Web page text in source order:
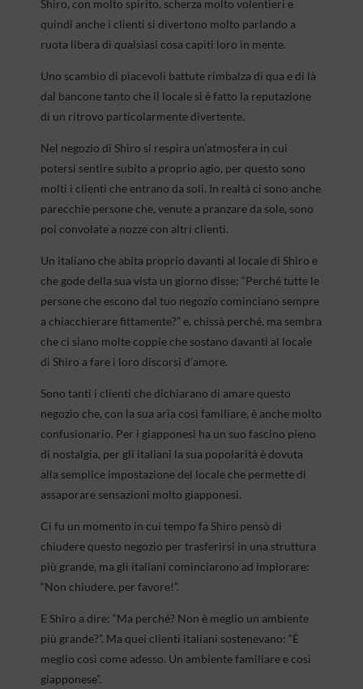
Shiro, con molto spirito, scherza molto volentieri e
quindi anche i clienti si divertono molto parlando a
ruota libera di qualsiasi cosa capiti loro in mente.
Uno scambio di piacevoli battute rimbalza di qua e di là
dal bancone tanto che il locale si è fatto la reputazione
di un ritrovo particolarmente divertente.
Nel negozio di Shiro si respira un’atmosfera in cui
potersi sentire subito a proprio agio, per questo sono
molti i clienti che entrano da soli. In realtà ci sono anche
parecchie persone che, venute a pranzare da sole, sono
poi convolate a nozze con altri clienti.
Un italiano che abita proprio davanti al locale di Shiro e
che gode della sua vista un giorno disse: “Perché tutte le
persone che escono dal tuo negozio cominciano sempre
a chiacchierare fittamente?” e, chissà perché, ma sembra
che ci siano molte coppie che sostano davanti al locale
di Shiro a fare i loro discorsi d’amore.
Sono tanti i clienti che dichiarano di amare questo
negozio che, con la sua aria così familiare, è anche molto
confusionario. Per i giapponesi ha un suo fascino pieno
di nostalgia, per gli italiani la sua popolarità è dovuta
alla semplice impostazione del locale che permette di
assaporare sensazioni molto giapponesi.
Ci fu un momento in cui tempo fa Shiro pensò di
chiudere questo negozio per trasferirsi in una struttura
più grande, ma gli italiani cominciarono ad implorare:
“Non chiudere, per favore!”.
E Shiro a dire: “Ma perché? Non è meglio un ambiente
più grande?”. Ma quei clienti italiani sostenevano: “È
meglio così come adesso. Un ambiente familiare e così
giapponese”.